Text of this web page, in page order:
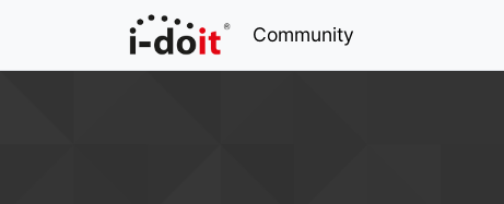
Community